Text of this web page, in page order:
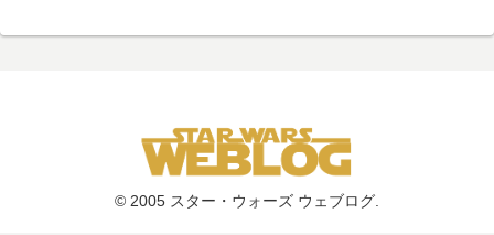
© 2005 スター・ウォーズ ウェブログ.